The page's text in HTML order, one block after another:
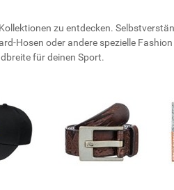
zu entdecken.
Hosen oder andere spezielle
für deinen Sport.